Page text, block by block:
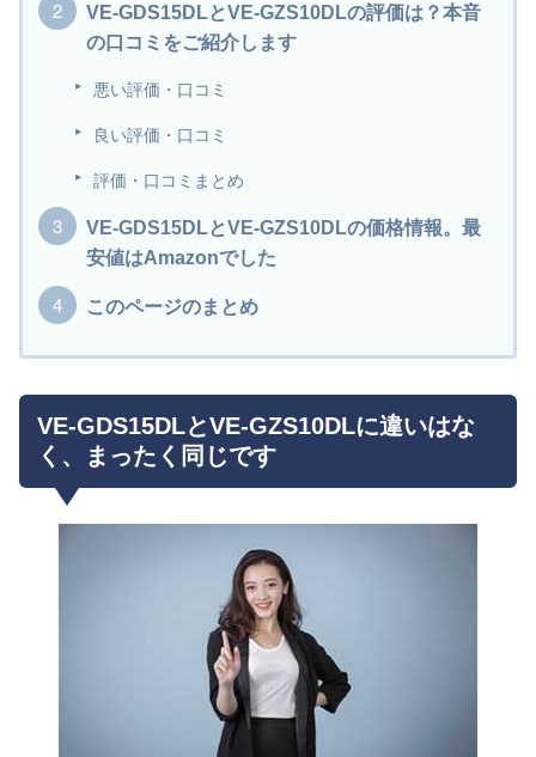
VE-GDS15DLとVE-GZS10DLの評価は？本音
の口コミをご紹介します
悪い評価・口コミ
良い評価・口コミ
評価・口コミまとめ
VE-GDS15DLとVE-GZS10DLの価格情報。最
安値はAmazonでした
このページのまとめ
VE-GDS15DLとVE-GZS10DLに違いはな
く、まったく同じです